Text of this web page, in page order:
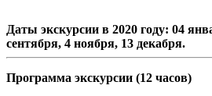
Даты экскурсии в 2020 году: 04
сентября, 4 ноября, 13 декабря.
Программа экскурсии (12 часов)